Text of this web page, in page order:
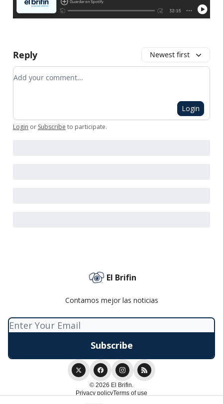
Reply Newest first
Add your comment
Login
Login or Subscribe to participate.
El Brifin
Contamos mejor las noticias
© 2026 El Brifin.
Privacy policyTerms of use